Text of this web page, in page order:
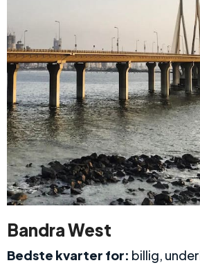
Bandra West
Bedste kvarter for: billig,